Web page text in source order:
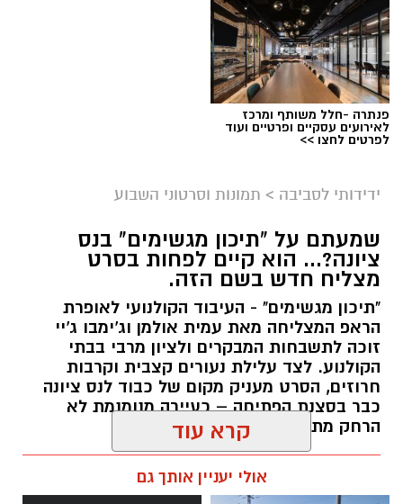
פנתרה -חלל משותף ומרכז
לאירועים עסקיים ופרטיים ועוד
לפרטים לחצו >>
ידידותי לסביבה > תמונות וסרטוני השבוע
שמעתם על "תיכון מגשימים" בנס
ציונה?... הוא קיים לפחות בסרט
מצליח חדש בשם הזה.
"תיכון מגשימים" - העיבוד הקולנועי לאופרת
הראפ המצליחה מאת עמית אולמן וג'ימבו ג'יי
זוכה לתשבחות המבקרים ולציון מרבי בבתי
הקולנוע. לצד עלילת נעורים קצבית וקרבות
חרוזים, הסרט מעניק מקום של כבוד לנס ציונה
כבר בסצנת הפתיחה – כעיירה מנומנמת לא
הרחק מתל אביב... -
kolness1@gmail.com / 09:40 30.07.26
קרא עוד
אולי יעניין אותך גם